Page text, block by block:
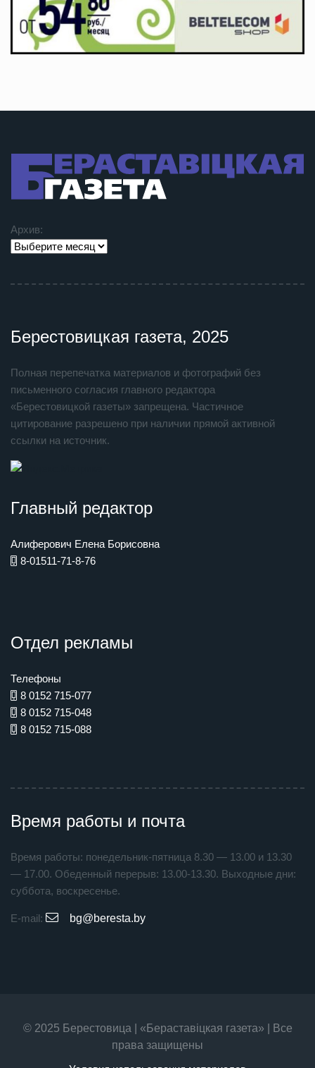
Архив:
Берестовицкая газета, 2025
Полная перепечатка материалов и фотографий без
письменного согласия главного редактора
«Берестовицкой газеты» запрещена. Частичное
цитирование разрешено при наличии прямой активной
ссылки на источник.
Главный редактор
Алиферович Елена Борисовна
8-01511-71-8-76
Отдел рекламы
Телефоны
8 0152 715-077
8 0152 715-048
8 0152 715-088
Время работы и почта
Время работы: понедельник-пятница 8.30 — 13.00 и 13.30
— 17.00. Обеденный перерыв: 13.00-13.30. Выходные дни:
суббота, воскресенье.
E-mail: bg@beresta.by
© 2025 Берестовица | «Бераставiцкая газета» | Все
права защищены